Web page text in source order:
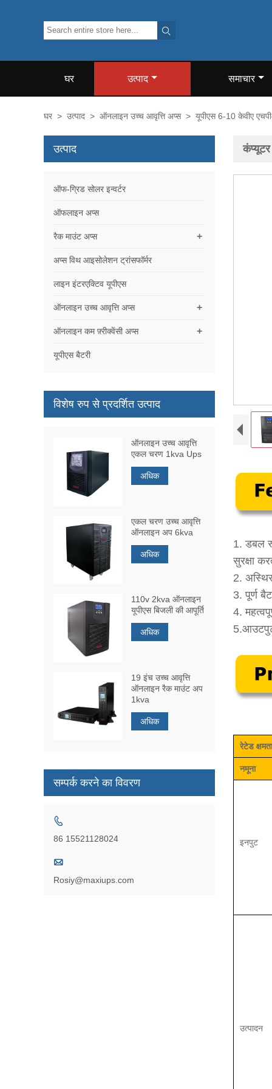

घर उत्पाद समाचार
घर > उत्पाद > ऑनलाइन उच्च आवृत्ति अप्स > यूपीएस 6-10 केवीए
1. डबल
सुरक्षा
2.
3. पूर्ण
4.
रेटेड क्षमता
नमूना
इनपुट
उत्पादन
उत्पाद
ऑफ-ग्रिड सोलर इन्वर्टर
ऑफलाइन अप्स
+
रैक माउंट अप्स
अप्स विथ आइसोलेशन ट्रांसफॉर्मर
लाइन इंटरएक्टिव यूपीएस
+
ऑनलाइन उच्च आवृत्ति अप्स
+
ऑनलाइन कम फ़्रीक्वेंसी अप्स
यूपीएस बैटरी
विशेष रुप से प्रदर्शित उत्पाद
ऑनलाइन उच्च आवृत्ति
एकल चरण 1kva Ups
अधिक
एकल चरण उच्च आवृत्ति
ऑनलाइन अप 6kva
अधिक
110v 2kva ऑनलाइन
यूपीएस बिजली की आपूर्ति
अधिक
19 इंच उच्च आवृत्ति
ऑनलाइन रैक माउंट अप
1kva
अधिक
सम्पर्क करने का विवरण

86 15521128024

Rosiy@maxiups.com